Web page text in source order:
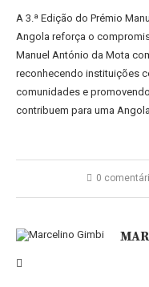
A 3.ª Edição do Prémio
Angola reforça o
Manuel António da Mota
reconhecendo instituições
comunidades e
contribuem para uma
0